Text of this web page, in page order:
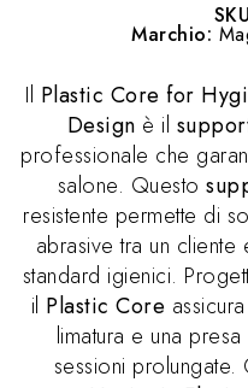
Marchio:
Il Plastic Core for
Design è il
professionale che
salone. Questo
resistente permette di
abrasive tra un
standard igienici.
il Plastic Core
limatura e una
sessioni prolungate.